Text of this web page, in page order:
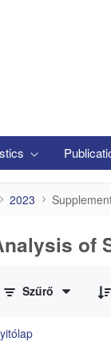
2023
of
Szűrő